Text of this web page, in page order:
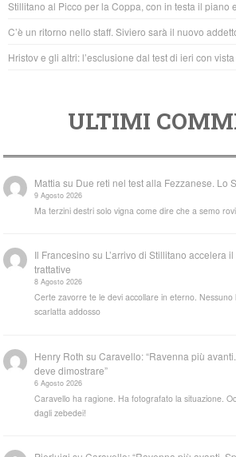
k
Stillitano al Picco per la Coppa, con in testa il piano
C’è un ritorno nello staff. Siviero sarà il nuovo
Hristov e gli altri: l’esclusione dal test di ieri con
ULTIMI
Mattia su Due reti nel test alla Fezzanese. Lo
9 Agosto 2026
Ma terzini destri solo vigna come dire che a semo
Il Francesino su L’arrivo di Stillitano accelera
trattative
8 Agosto 2026
Certe zavorre te le devi accollare in eterno.
scarlatta addosso
Henry Roth suCaravello: “Ravenna più
deve dimostrare”
6 Agosto 2026
Caravello ha ragione. Ha fotografato la situazione.
dagli zebedei!